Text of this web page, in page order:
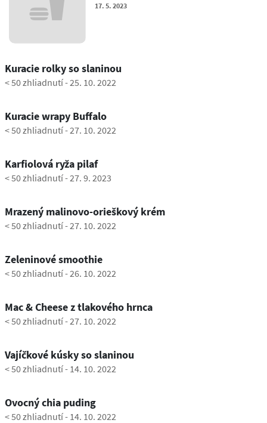
17. 5. 2023
Kuracie rolky so slaninou
< 50 zhliadnutí-25. 10. 2022
Kuracie wrapy Buffalo
< 50 zhliadnutí-27. 10. 2022
Karfiolová ryža pilaf
< 50 zhliadnutí-27. 9. 2023
Mrazený malinovo-orieškový krém
< 50 zhliadnutí-27. 10. 2022
Zeleninové smoothie
< 50 zhliadnutí-26. 10. 2022
Mac & Cheese z tlakového hrnca
< 50 zhliadnutí-27. 10. 2022
Vajíčkové kúsky so slaninou
< 50 zhliadnutí- 14. 10. 2022
Ovocný chia puding
< 50 zhliadnutí- 14. 10. 2022